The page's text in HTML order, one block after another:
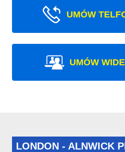
UMÓW
UMÓW
LONDON - ALNWICK